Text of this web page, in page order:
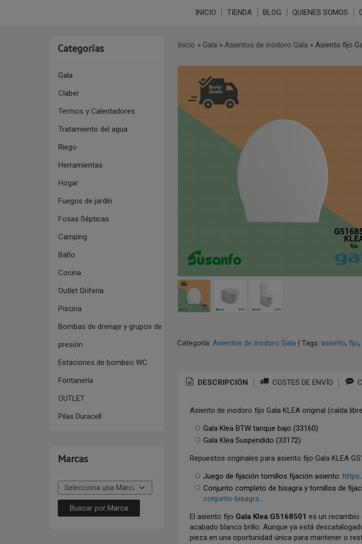
INICIO TIENDA BLOG QUIENES SOMOS
Categorías
Gala
Claber
Termos y Calentadores
Tratamiento del agua
Riego
Herramientas
Hogar
Fuegos de jardín
Fosas Sépticas
Camping
Baño
Cocina
Outlet Grifería
Piscina
Bombas de drenaje y grupos de
presión
Estaciones de bombeo WC
Fontanería
OUTLET
Pilas Duracell
Marcas
Inicio » Gala » Asientos de inodoro Gala » Asiento fijo
Categoría: Asientos de inodoro Gala | Tags: asiento fijo
DESCRIPCIÓN COSTES DE ENVÍO
Asiento de inodoro fijo Gala KLEA original (caída
Gala Klea BTW tanque bajo (33160)
Gala Klea Suspendido (33172)
Repuestos originales para asiento fijo Gala KLEA
Juego de fijación tornillos fijación asiento:
Conjunto completo de bisagra y tornillos de
conjunto-bisagra...
El asiento fijo Gala Klea G5168501 es un recambio
acabado blanco brillo. Aunque ya está
pieza en una oportunidad única para mantener o